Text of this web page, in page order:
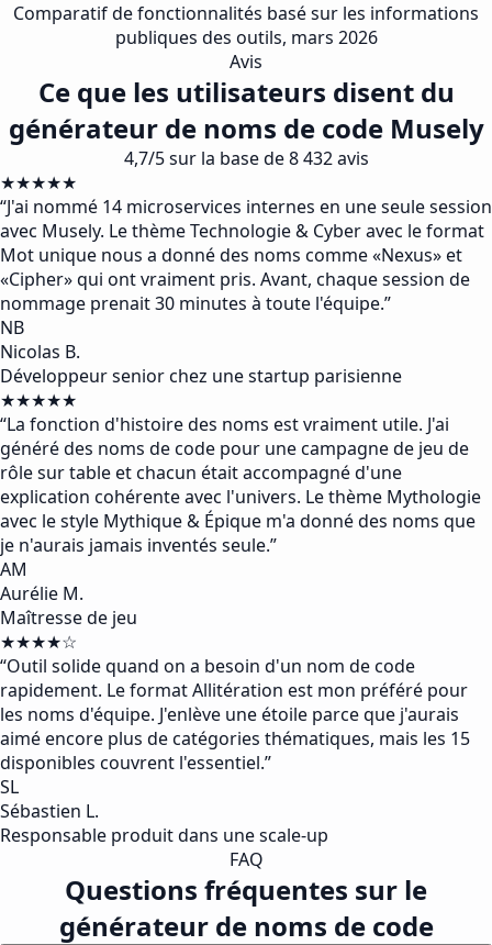
Comparatif de fonctionnalités basé sur les informations
publiques des outils, mars 2026
Avis
Ce que les utilisateurs disent du
générateur de noms de code Musely
4,7/5 sur la base de 8 432 avis
★★★★★
“J'ai nommé 14 microservices internes en une seule session
avec Musely. Le thème Technologie & Cyber avec le format
Mot unique nous a donné des noms comme «Nexus» et
«Cipher» qui ont vraiment pris. Avant, chaque session de
nommage prenait 30 minutes à toute l'équipe.”
NB
Nicolas B.
Développeur senior chez une startup parisienne
★★★★★
“La fonction d'histoire des noms est vraiment utile. J'ai
généré des noms de code pour une campagne de jeu de
rôle sur table et chacun était accompagné d'une
explication cohérente avec l'univers. Le thème Mythologie
avec le style Mythique & Épique m'a donné des noms que
je n'aurais jamais inventés seule.”
AM
Aurélie M.
Maîtresse de jeu
★★★★☆
“Outil solide quand on a besoin d'un nom de code
rapidement. Le format Allitération est mon préféré pour
les noms d'équipe. J'enlève une étoile parce que j'aurais
aimé encore plus de catégories thématiques, mais les 15
disponibles couvrent l'essentiel.”
SL
Sébastien L.
Responsable produit dans une scale-up
FAQ
Questions fréquentes sur le
générateur de noms de code